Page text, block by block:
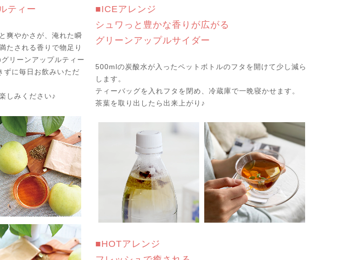
ティー
爽やかさが、淹れた瞬
たされる香りで物足り
リーンアップルティー
ずに毎日お飲みいただ
しみください♪
■ICEアレンジ
シュワっと豊かな香りが広がる
グリーンアップルサイダー
500mlの炭酸水が入ったペットボトルのフタを開けて少し減ら
します。
ティーバッグを入れフタを閉め、冷蔵庫で一晩寝かせます。
茶葉を取り出したら出来上がり♪
■HOTアレンジ